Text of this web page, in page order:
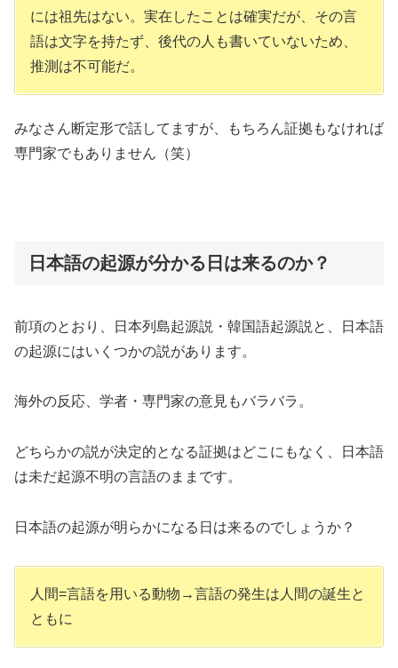
には祖先はない。実在したことは確実だが、その言
語は文字を持たず、後代の人も書いていないため、
推測は不可能だ。
みなさん断定形で話してますが、もちろん証拠もなければ
専門家でもありません（笑）
日本語の起源が分かる日は来るのか？
前項のとおり、日本列島起源説・韓国語起源説と、日本語
の起源にはいくつかの説があります。
海外の反応、学者・専門家の意見もバラバラ。
どちらかの説が決定的となる証拠はどこにもなく、日本語
は未だ起源不明の言語のままです。
日本語の起源が明らかになる日は来るのでしょうか？
人間=言語を用いる動物→言語の発生は人間の誕生と
ともに